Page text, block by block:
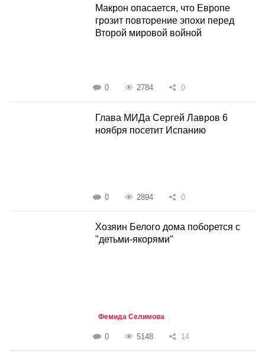
Макрон опасается, что Европе
грозит повторение эпохи перед
Второй мировой войной
0 2784 0
Глава МИДа Сергей Лавров 6
ноября посетит Испанию
0 2894 0
Хозяин Белого дома поборется с
"детьми-якорями"
Фемида Селимова
0 5148 14